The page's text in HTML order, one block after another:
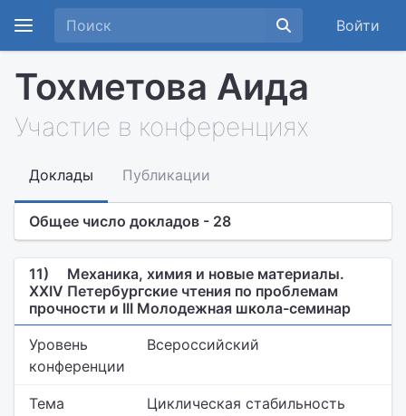
Войти
Тохметова Аида
Участие в конференциях
Доклады Публикации
Общее число докладов - 28
11)
Механика, химия и новые материалы.
XXIV Петербургские чтения по проблемам
прочности и III Молодежная школа-семинар
Уровень
конференции
Всероссийский
Тема
Циклическая стабильность